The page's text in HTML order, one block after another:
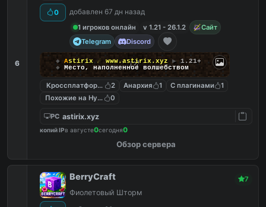
6
0
добавлен 67 дн назад
1 игроков онлайн
v 1.21 - 26.1.2
Сайт
Telegram
Discord
◆ Astirix ☄ www.astirix.xyz ▶ 1.21+
◆ Место, наполненное волшебством
Кроссплатформенный
2 Анархия 1 С плагинами
1
Похожие на Hypixel0
PC astirix.xyz
копий IPв августе0сегодня0
Обзор сервера
BerryCraft 7
Фиолетовый Шторм